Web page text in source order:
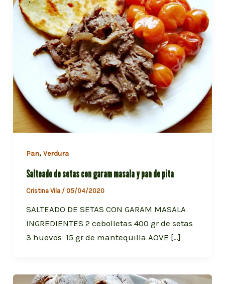
Pan, Verdura
Salteado de setas con garam masala y pan de pita
Cristina Vila / 05/04/2020
SALTEADO DE SETAS CON GARAM MASALA
INGREDIENTES 2 cebolletas 400 gr de setas
3 huevos 15 gr de mantequilla AOVE […]